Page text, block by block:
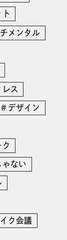
メンタル
ス
デザイン
ゃない
ク会議